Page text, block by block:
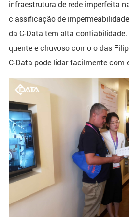
infraestrutura de rede imperfeita
classificação de
da C-Data tem alta
quente e chuvoso como o das
C-Data pode lidar facilmente com